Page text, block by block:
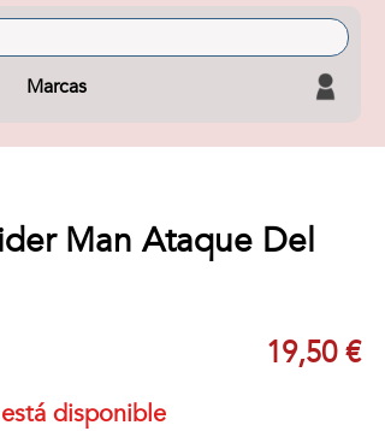
Marcas
Man Ataque Del
19,50 €
disponible